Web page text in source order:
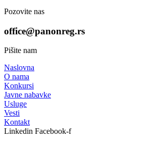
Pozovite nas
office@panonreg.rs
Pišite nam
Naslovna
O nama
Konkursi
Javne nabavke
Usluge
Vesti
Kontakt
Linkedin Facebook-f